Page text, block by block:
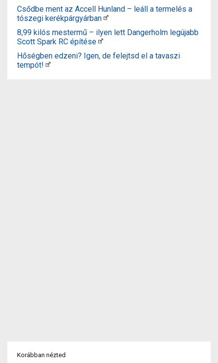
Csődbe ment az Accell Hunland – leáll a termelés a
tószegi kerékpárgyárban
8,99 kilós mestermű – ilyen lett Dangerholm legújabb
Scott Spark RC építése
Hőségben edzeni? Igen, de felejtsd el a tavaszi
tempót!
Korábban nézted